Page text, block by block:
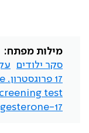
מילות מפתח:
סקר ילודים
17 פרוגסטרון. Cortisole
test
17-hydroxyprogesterone